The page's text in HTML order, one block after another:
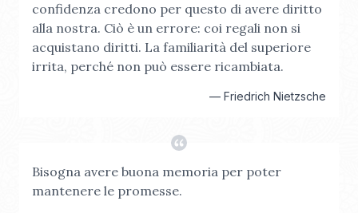
confidenza credono per questo di avere diritto
alla nostra. Ciò è un errore: coi regali non si
acquistano diritti. La familiarità del superiore
irrita, perché non può essere ricambiata.
— Friedrich Nietzsche
Bisogna avere buona memoria per poter
mantenere le promesse.